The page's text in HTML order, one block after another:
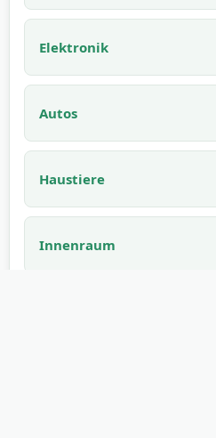
Elektronik
Autos
Haustiere
Innenraum